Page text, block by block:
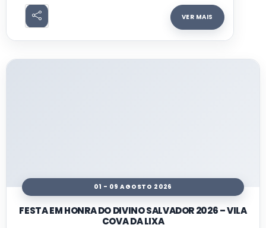
VER MAIS
01 - 09 AGOSTO 2026
FESTA EM HONRA DO DIVINO SALVADOR 2026 – VILA
COVA DA LIXA